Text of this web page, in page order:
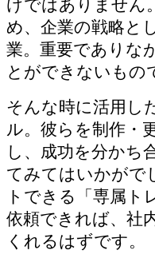
けではありません
め、企業の戦略と
業。重要でありな
とができないもの
そんな時に活用し
ル。彼らを制作・
し、成功を分かち
てみてはいかがで
トできる「専属ト
依頼できれば、社
くれるはずです。